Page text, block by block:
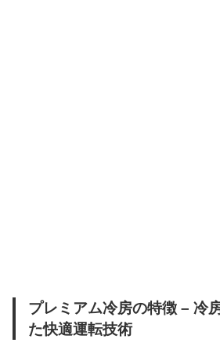
プレミアム冷房の特徴 – 冷
た快適運転技術